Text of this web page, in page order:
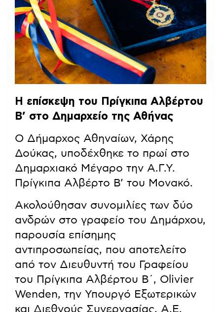
Η επίσκεψη του Πρίγκιπα Αλβέρτου
Β’ στο Δημαρχείο της Αθήνας
Ο Δήμαρχος Αθηναίων, Χάρης
Δούκας, υποδέχθηκε το πρωί στο
Δημαρχιακό Μέγαρο την Α.Γ.Υ.
Πρίγκιπα Αλβέρτο Β’ του Μονακό.
Ακολούθησαν συνομιλίες των δύο
ανδρών στο γραφείο του Δημάρχου,
παρουσία επίσημης
αντιπροσωπείας, που αποτελείτο
από τον Διευθυντή του Γραφείου
του Πρίγκιπα Αλβέρτου Β΄, Olivier
Wenden, την Υπουργό Εξωτερικών
και Διεθνούς Συνεργασίας, Α.Ε.